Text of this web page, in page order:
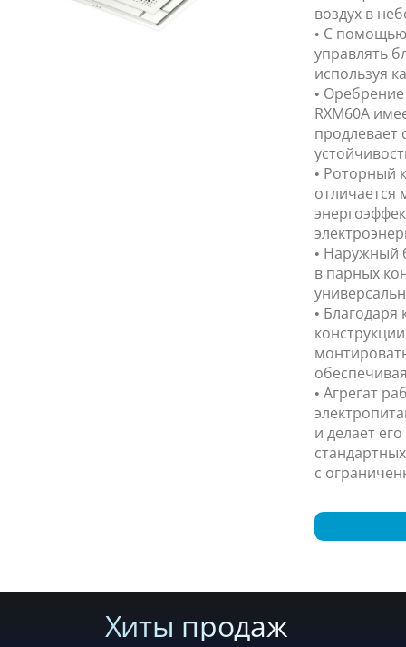
воздух в
• С
управлять
используя
•
RXM60A
продлевает
• Роторный
• Наружный
в парных
•
• Агрегат
и делает
с
Хиты продаж